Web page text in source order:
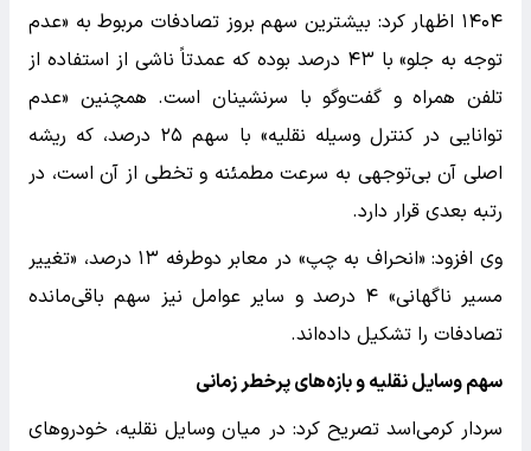
۱۴۰۴ اظهار کرد: بیشترین سهم بروز تصادفات مربوط به «عدم
توجه به جلو» با ۴۳ درصد بوده که عمدتاً ناشی از استفاده از
تلفن همراه و گفت‌و‌گو با سرنشینان است. همچنین «عدم
توانایی در کنترل وسیله نقلیه» با سهم ۲۵ درصد، که ریشه
اصلی آن بی‌توجهی به سرعت مطمئنه و تخطی از آن است، در
رتبه بعدی قرار دارد.
وی افزود: «انحراف به چپ» در معابر دوطرفه ۱۳ درصد، «تغییر
مسیر ناگهانی» ۴ درصد و سایر عوامل نیز سهم باقی‌مانده
تصادفات را تشکیل داده‌اند.
سهم وسایل نقلیه و بازه‌های پرخطر زمانی
سردار کرمی‌اسد تصریح کرد: در میان وسایل نقلیه، خودرو‌های